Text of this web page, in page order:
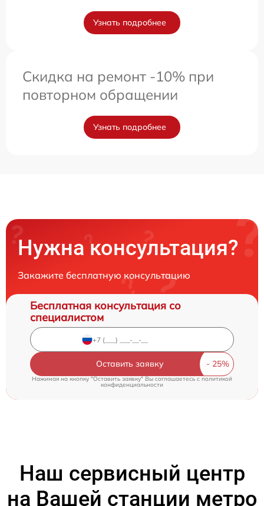
Узнать подробнее
Скидка на ремонт -10% при
повторном обращении
Узнать подробнее
Нужна консультация?
Закажите бесплатную консультацию
Бесплатная консультация со
специалистом
Оставить заявку
Нажимая на кнопку "Оставить заявку" Вы соглашаетесь c политикой
конфиденциальности
Наш сервисный центр
на Вашей станции метро